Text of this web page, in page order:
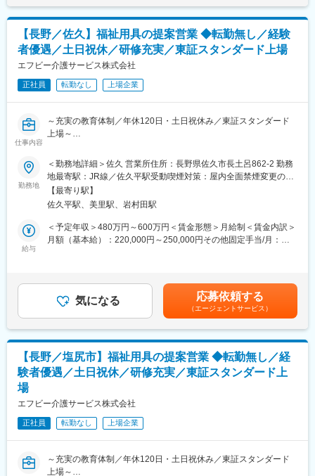
■会社について
エフビー介護サービスは、介護保険制度開始当初から介護事業に
携わり、群馬・長野・栃木・新潟・埼玉を中心に事業を展開。居
宅介護支援、有料老人ホーム、デイサービス、訪問介護、訪問看
護、小規模多機能、福祉用具事業など幅広いサービスを提供し、
地域の高齢者福祉を支えています。安定した経営基盤のもと、長
期的なキャリア形成が可能な環境です。
変更の範囲：会社の定める業務
■1日の流れ（例）
08:30 出勤・朝礼・納品準備
10:00 ご利用者様宅へ訪問し、介護ベッドなどの納品・契約対応
11:30 営業活動・ケアマネジャーとの情報共有
12:00 昼休憩
13:30 施設への納品・アフターフォロー
15:00 市役所などへの申請業務
16:00 福祉用具の引き取りや利用状況の確認
17:00 帰社後、事務処理・翌日の準備
■未経験でも安心の研修制度
入社時のビジネスマナー研修や人事考課研修をはじめ、先輩社員
によるOJTやフォロー体制を整備。さらに新任管理者研修や外部
けられる環境があります。
映します。4段階の等級制度があり、目標達成を重ねることで着実
なキャリアアップが可能です。また、毎月の新規獲得件数に応じ
たインセンティブ制度があり、頑張りがしっかり収入に還元され
ます。
■会社について
エフビー介護サービスは、介護保険制度開始当初から介護事業に
携わり、群馬・長野・栃木・新潟・埼玉を中心に事業を展開。居
護、小規模多機能、福祉用具事業など幅広いサービスを提供し、
地域の高齢者福祉を支えています。安定した経営基盤のもと、長
期的なキャリア形成が可能な環境です。
変更の範囲：会社の定める業務
550万円 入社6年目 副所長550万円（月給36.6万円＋賞与）賃金は
あくまでも目安の金額であり、選考を通じて上下する可能性があ
ります。月給(月額)は固定手当を含めた表記です。
【長野／佐久】福祉用具の提案営業 ◆転勤無し／経験
者優遇／土日祝休／研修充実／東証スタンダード上場
エフビー介護サービス株式会社
正社員 転勤なし 上場企業
仕事内容
～充実の教育体制／年休120日・土日祝休み／東証スタンダード
上場～
■業務内容
福祉用具専門相談員として、福祉用具のレンタル・販売のご提案
から納品、アフターフォローまで幅広く担当します。介護を必要
とする方やそのご家族、ケアマネジャーと連携し、一人ひとりの
生活を支えるやりがいの大きな仕事です。介護ベッドや車いすな
どの福祉用具を通じて、ご利用者様の「できる」を増やし、安心
した暮らしをサポートします。
・ケアマネジャーとの打ち合わせ、商品提案
・福祉用具の選定・納品・契約対応
■1日の流れ（例）
08:30 出勤・朝礼・納品準備
11:30 営業活動・ケアマネジャーとの情報共有
13:30 施設への納品・アフターフォロー
17:00 帰社後、事務処理・翌日の準備
勤務地
＜勤務地詳細＞佐久 営業所住所：長野県佐久市長土呂862-2 勤務
地最寄駅：JR線／佐久平駅受動喫煙対策：屋内全面禁煙変更の範
囲：会社の定める事業所
【最寄り駅】
佐久平駅、美里駅、岩村田駅
給与
＜予定年収＞480万円～600万円＜賃金形態＞月給制＜賃金内訳＞
月額（基本給）：220,000円～250,000円その他固定手当/月：
残業手当＞有＜給与補足＞■その他固定手当：エリア手当※エリア
デビュー後に支給■その他業績によりインセンティブを支給■年収
例： 年収550万円 入社6年目 副所長550万円（月給36.6万円＋賞
与）賃金はあくまでも目安の金額であり、選考を通じて上下する
可能性があります。月給(月額)は固定手当を含めた表記です。
気になる 応募依頼する
（エージェントサービス）
【長野／塩尻市】福祉用具の提案営業 ◆転勤無し／経
験者優遇／土日祝休／研修充実／東証スタンダード上
場
エフビー介護サービス株式会社
正社員 転勤なし 上場企業
～充実の教育体制／年休120日・土日祝休み／東証スタンダード
上場～